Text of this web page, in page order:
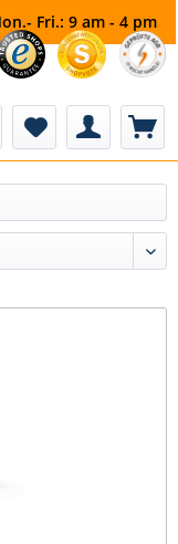
Fri.: 9 am - 4 pm